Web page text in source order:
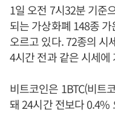
1일 오전 7시32분 기준
되는 가상화폐 148종
오르고 있다. 72종의 시
4시간 전과 같은 시세에
비트코인은 1BTC(비트
돼 24시간 전보다 0.4%